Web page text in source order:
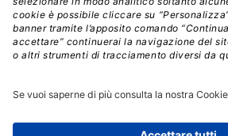
Edizioni LSWR
LSWR Group
Mixer è un prodotto del network Edra Edizioni.